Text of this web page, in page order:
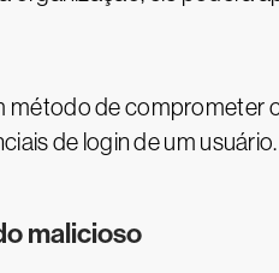
método de comprometer
de login de um
malicioso